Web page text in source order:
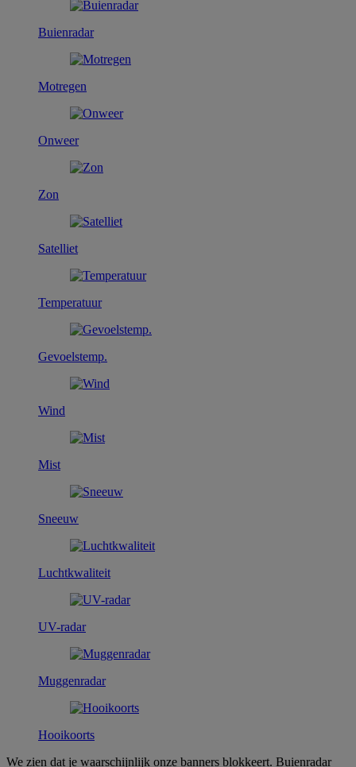
Buienradar
Motregen
Onweer
Zon
Satelliet
Temperatuur
Gevoelstemp.
Wind
Mist
Sneeuw
Luchtkwaliteit
UV-radar
Muggenradar
Hooikoorts
We zien dat je waarschijnlijk onze banners blokkeert. Buienradar